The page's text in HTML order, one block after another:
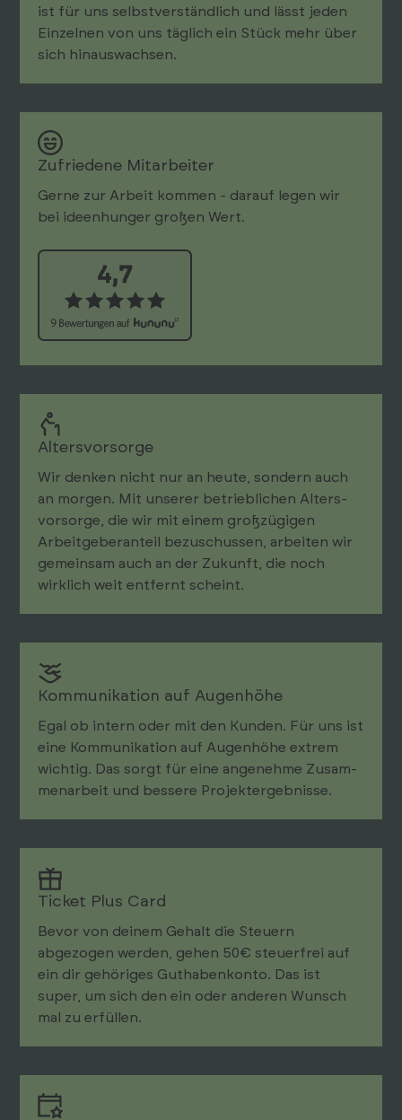
ist für uns selbst­ver­ständlich und lässt jeden
Einzelnen von uns täglich ein Stück mehr über
sich hin­aus­wachsen.
Zufriedene Mitarbeiter
Gerne zur Arbeit kommen - darauf legen wir
bei ideenhunger großen Wert.
Alters­vor­sorge
Wir denken nicht nur an heute, sondern auch
an morgen. Mit unserer betrieb­lichen Alters­
vor­sorge, die wir mit einem groß­zügigen
Arbeit­geber­anteil bezuschussen, arbeiten wir
gemeinsam auch an der Zukunft, die noch
wirklich weit entfernt scheint.
Kommunikation auf Augenhöhe
Egal ob intern oder mit den Kunden. Für uns ist
eine Kom­munikation auf Augen­höhe extrem
wichtig. Das sorgt für eine angenehme Zusam­
men­arbeit und bessere Projekt­ergebnisse.
Ticket Plus Card
Bevor von deinem Gehalt die Steuern
abgezogen werden, gehen 50€ steuer­frei auf
ein dir gehöriges Gut­haben­konto. Das ist
super, um sich den ein oder anderen Wunsch
mal zu erfüllen.